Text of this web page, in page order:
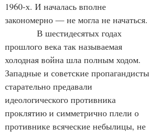
1960-х. И началась вполне
закономерно — не могла не начаться.
В шестидесятых годах
прошлого века так называемая
холодная война шла полным ходом.
Западные и советские пропагандисты
старательно предавали
идеологического противника
проклятию и симметрично плели о
противнике всяческие небылицы, не